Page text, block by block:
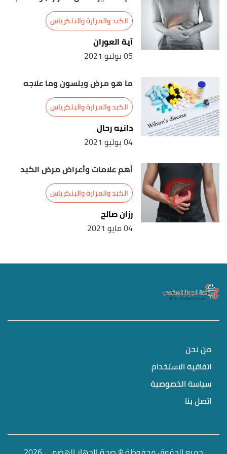
الكبد والمرارة والبنكرياس
آية العوران
05 يوليو 2021
ما هو مرض ويلسون وما علاجه
الكبد والمرارة والبنكرياس
دانيه رحال
04 يوليو 2021
أهم علامات وأعراض مرض الكبد
الكبد والمرارة والبنكرياس
رزان صالح
04 مايو 2021
من نحن
اتفاقية الاستخدام
سياسة الخصوصية
اتصل بنا